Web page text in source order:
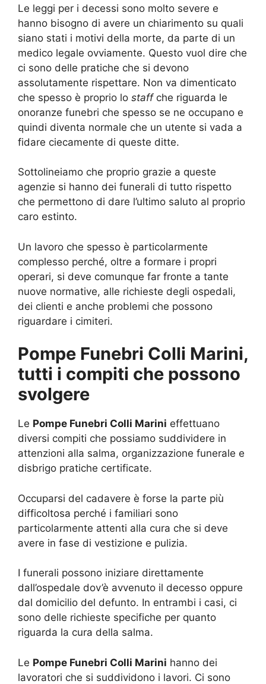
Le leggi per i decessi sono molto severe e
hanno bisogno di avere un chiarimento su quali
siano stati i motivi della morte, da parte di un
medico legale ovviamente. Questo vuol dire che
ci sono delle pratiche che si devono
assolutamente rispettare. Non va dimenticato
che spesso è proprio lo staffche riguarda le
onoranze funebri che spesso se ne occupano e
quindi diventa normale che un utente si vada a
fidare ciecamente di queste ditte.
Sottolineiamo che proprio grazie a queste
agenzie si hanno dei funerali di tutto rispetto
che permettono di dare l’ultimo saluto al proprio
caro estinto.
Un lavoro che spesso è particolarmente
complesso perché, oltre a formare i propri
operari, si deve comunque far fronte a tante
nuove normative, alle richieste degli ospedali,
dei clienti e anche problemi che possono
riguardare i cimiteri.
Pompe Funebri Colli Marini,
tutti i compiti che possono
svolgere
Le Pompe Funebri Colli Marini effettuano
diversi compiti che possiamo suddividere in
attenzioni alla salma, organizzazione funerale e
disbrigo pratiche certificate.
Occuparsi del cadavere è forse la parte più
difficoltosa perché i familiari sono
particolarmente attenti alla cura che si deve
avere in fase di vestizione e pulizia.
I funerali possono iniziare direttamente
dall’ospedale dov’è avvenuto il decesso oppure
dal domicilio del defunto. In entrambi i casi, ci
sono delle richieste specifiche per quanto
riguarda la cura della salma.
Le Pompe Funebri Colli Marini hanno dei
lavoratori che si suddividono i lavori. Ci sono